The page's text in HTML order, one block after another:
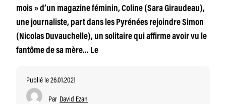
mois » d’un magazine féminin, Coline (Sara Giraudeau),
une journaliste, part dans les Pyrénées rejoindre Simon
(Nicolas Duvauchelle), un solitaire qui affirme avoir vu le
fantôme de sa mère… Le
Publié le 26.01.2021
Par David Ezan